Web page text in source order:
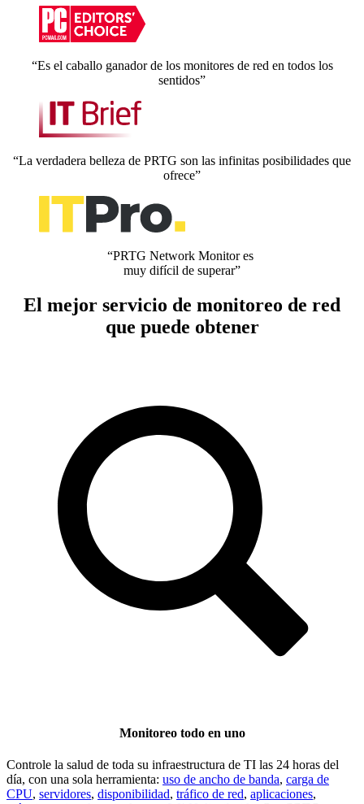
“Es el caballo ganador de los monitores de red en todos los
sentidos”
“La verdadera belleza de PRTG son las infinitas posibilidades que
ofrece”
“PRTG Network Monitor es
muy difícil de superar”
El mejor servicio de monitoreo de red
que puede obtener
Monitoreo todo en uno
Controle la salud de toda su infraestructura de TI las 24 horas del
día, con una sola herramienta: uso de ancho de banda, carga de
CPU, servidores, disponibilidad, tráfico de red, aplicaciones,